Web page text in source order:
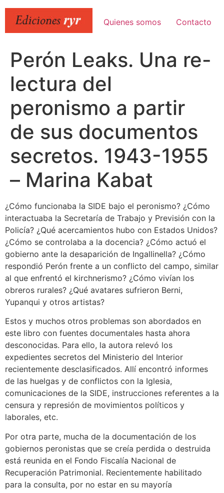
contenido
Quienes somos Contacto
Perón Leaks. Una re-
lectura del
peronismo a partir
de sus documentos
secretos. 1943-1955
– Marina Kabat
¿Cómo funcionaba la SIDE bajo el peronismo? ¿Cómo
interactuaba la Secretaría de Trabajo y Previsión con la
Policía? ¿Qué acercamientos hubo con Estados Unidos?
¿Cómo se controlaba a la docencia? ¿Cómo actuó el
gobierno ante la desaparición de Ingallinella? ¿Cómo
respondió Perón frente a un conflicto del campo, similar
al que enfrentó el kirchnerismo? ¿Cómo vivían los
obreros rurales? ¿Qué avatares sufrieron Berni,
Yupanqui y otros artistas?
Estos y muchos otros problemas son abordados en
este libro con fuentes documentales hasta ahora
desconocidas. Para ello, la autora relevó los
expedientes secretos del Ministerio del Interior
recientemente desclasificados. Allí encontró informes
de las huelgas y de conflictos con la Iglesia,
comunicaciones de la SIDE, instrucciones referentes a la
censura y represión de movimientos políticos y
laborales, etc.
Por otra parte, mucha de la documentación de los
gobiernos peronistas que se creía perdida o destruida
está reunida en el Fondo Fiscalía Nacional de
Recuperación Patrimonial. Recientemente habilitado
para la consulta, por no estar en su mayoría